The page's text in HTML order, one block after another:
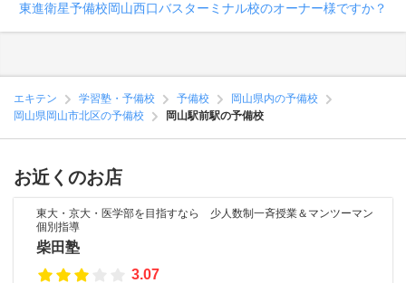
東進衛星予備校岡山西口バスターミナル校のオーナー様ですか？
エキテン 学習塾・予備校 予備校
岡山県内の予備校
岡山県岡山市北区の予備校
岡山駅前駅の予備校
お近くのお店
東大・京大・医学部を目指すなら 少人数制一斉授業＆マンツーマン
個別指導
柴田塾
3.07